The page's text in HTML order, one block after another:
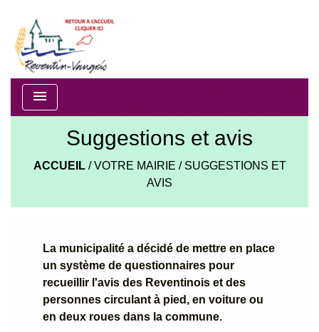
menu
Suggestions et avis
ACCUEIL/VOTRE MAIRIE / SUGGESTIONS ET
AVIS
La municipalité a décidé de mettre en place
un système de questionnaires pour
recueillir l'avis des Reventinois et des
personnes circulant à pied, en voiture ou
en deux roues dans la commune.